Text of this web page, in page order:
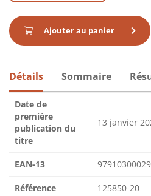
Ajouter au panier
Détails Sommaire
Date de
première
publication du
titre
13 janvier
EAN-13
Référence 125850-20